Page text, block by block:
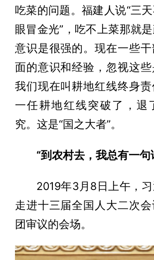
吃菜的问题。福建人说“三
眼冒金光”，吃不上菜那就
意识是很强的。现在一些
面的意识和经验，忽视这些
我们现在叫耕地红线终身
一任耕地红线突破了，退
究。这是“国之大者”。
“到农村去，我总有一句
2019年3月8日上午，
走进十三届全国人大二次
团审议的会场。